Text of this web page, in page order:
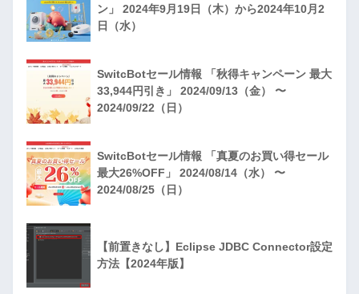
ン」 2024年9月19日（木）から2024年10月2
日（水）
SwitcBotセール情報 「秋得キャンペーン 最大
33,944円引き」 2024/09/13（金） 〜
2024/09/22（日）
SwitcBotセール情報 「真夏のお買い得セール
最大26%OFF」 2024/08/14（水） 〜
2024/08/25（日）
【前置きなし】Eclipse JDBC Connector設定
方法【2024年版】